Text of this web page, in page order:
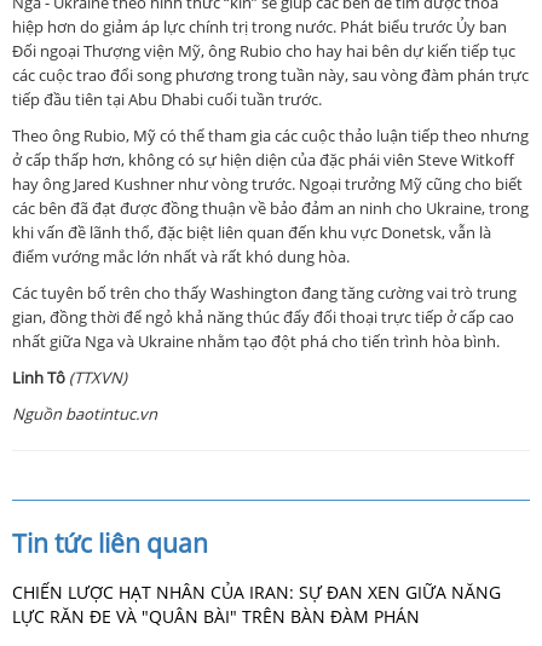
hiệp hơn do giảm áp lực chính trị trong nước. Phát biểu trước Ủy ban
Đối ngoại Thượng viện Mỹ, ông Rubio cho hay hai bên dự kiến tiếp tục
các cuộc trao đổi song phương trong tuần này, sau vòng đàm phán trực
tiếp đầu tiên tại Abu Dhabi cuối tuần trước.
Theo ông Rubio, Mỹ có thể tham gia các cuộc thảo luận tiếp theo nhưng
ở cấp thấp hơn, không có sự hiện diện của đặc phái viên Steve Witkoff
hay ông Jared Kushner như vòng trước. Ngoại trưởng Mỹ cũng cho biết
các bên đã đạt được đồng thuận về bảo đảm an ninh cho Ukraine, trong
khi vấn đề lãnh thổ, đặc biệt liên quan đến khu vực Donetsk, vẫn là
điểm vướng mắc lớn nhất và rất khó dung hòa.
Các tuyên bố trên cho thấy Washington đang tăng cường vai trò trung
gian, đồng thời để ngỏ khả năng thúc đẩy đối thoại trực tiếp ở cấp cao
nhất giữa Nga và Ukraine nhằm tạo đột phá cho tiến trình hòa bình.
Linh Tô (TTXVN)
Nguồn baotintuc.vn
Tin tức liên quan
CHIẾN LƯỢC HẠT NHÂN CỦA IRAN: SỰ ĐAN XEN GIỮA NĂNG
LỰC RĂN ĐE VÀ "QUÂN BÀI" TRÊN BÀN ĐÀM PHÁN